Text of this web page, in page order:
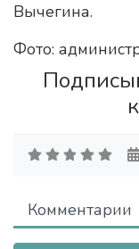
Вычегина.
Фото:
Комментарии